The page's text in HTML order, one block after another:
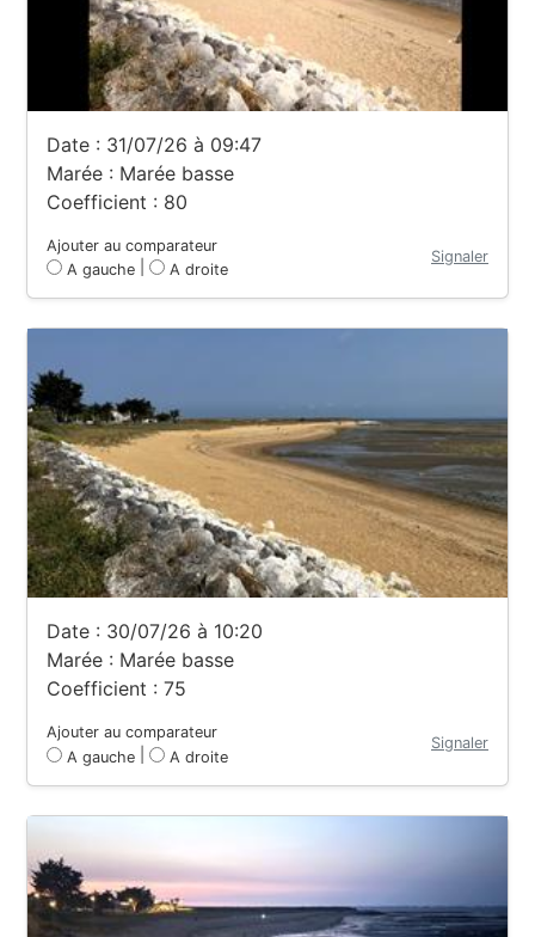
Date : 31/07/26 à 09:47
Marée : Marée basse
Coefficient : 80
Ajouter au comparateur
A gauche
A droite
Signaler
Date : 30/07/26 à 10:20
Marée : Marée basse
Coefficient : 75
Ajouter au comparateur
A gauche
A droite
Signaler